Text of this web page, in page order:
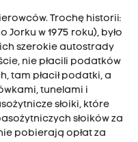
Trochę historii:
w 1975 roku), było
szerokie autostrady
nie płacili podatków
tam płacił podatki, a
tunelami i
słoiki, które
słoików za
pobierają opłat za